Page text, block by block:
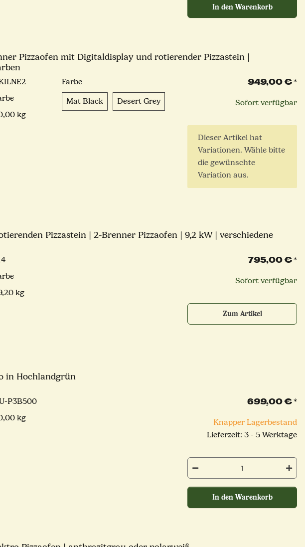
In den Warenkorb
Pizzaofen mit Digitaldisplay und rotierender Pizzastein |
kg
Farbe
Mat BlackMat Black
Desert GreyDesert Grey
949,00 €*
Sofort verfügbar
x
Dieser Artikel hat
Variationen. Wähle bitte
die gewünschte
Variation aus.
Pizzastein | 2-Brenner Pizzaofen | 9,2 kW | verschiedene
kg
795,00 €*
Sofort verfügbar
Zum Artikel
in Hochlandgrün
P3B500
kg
699,00 €*
Knapper Lagerbestand
Lieferzeit: 3 - 5 Werktage
In den Warenkorb